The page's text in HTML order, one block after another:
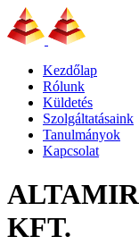
Kezdőlap
Rólunk
Küldetés
Szolgáltatásaink
Tanulmányok
Kapcsolat
KFT.